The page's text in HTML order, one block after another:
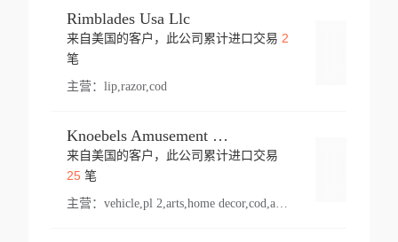
Rimblades Usa Llc
来自美国的客户，此公司累计进口交易 2
笔
主营： lip,razor,cod
Knoebels Amusement Resort
来自美国的客户，此公司累计进口交易
25笔
主营： vehicle,pl 2,arts,home decor,cod,amusement ride,sea